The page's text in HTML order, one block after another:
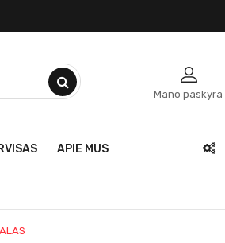
Mano paskyra
APIE MUS